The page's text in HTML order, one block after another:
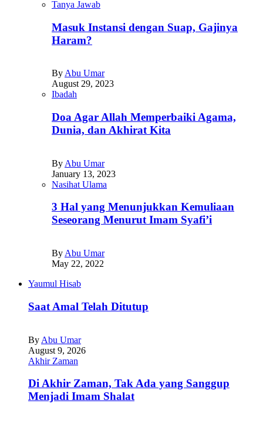
Tanya Jawab
Masuk Instansi dengan Suap, Gajinya
Haram?
By Abu Umar
August 29, 2023
Ibadah
Doa Agar Allah Memperbaiki Agama,
Dunia, dan Akhirat Kita
By Abu Umar
January 13, 2023
Nasihat Ulama
3 Hal yang Menunjukkan Kemuliaan
Seseorang Menurut Imam Syafi’i
By Abu Umar
May 22, 2022
Yaumul Hisab
Saat Amal Telah Ditutup
By Abu Umar
August 9, 2026
Akhir Zaman
Di Akhir Zaman, Tak Ada yang Sanggup
Menjadi Imam Shalat